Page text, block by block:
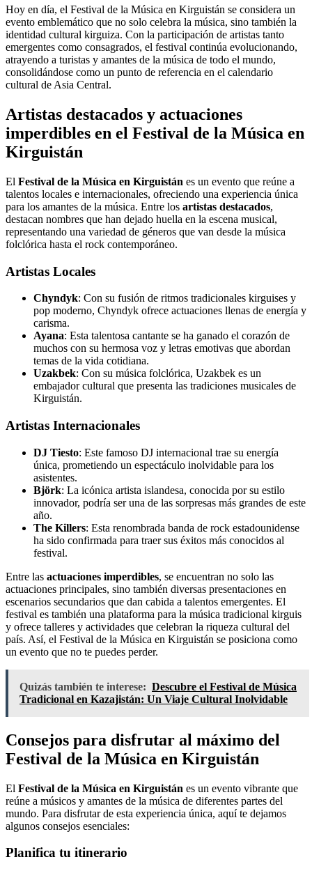
Hoy en día, el Festival de la Música en Kirguistán se considera un
evento emblemático que no solo celebra la música, sino también la
identidad cultural kirguiza. Con la participación de artistas tanto
emergentes como consagrados, el festival continúa evolucionando,
atrayendo a turistas y amantes de la música de todo el mundo,
consolidándose como un punto de referencia en el calendario
cultural de Asia Central.
Artistas destacados y actuaciones
imperdibles en el Festival de la Música en
Kirguistán
El Festival de la Música en Kirguistán es un evento que reúne a
talentos locales e internacionales, ofreciendo una experiencia única
para los amantes de la música. Entre los artistas destacados,
destacan nombres que han dejado huella en la escena musical,
representando una variedad de géneros que van desde la música
folclórica hasta el rock contemporáneo.
Artistas Locales
Chyndyk: Con su fusión de ritmos tradicionales kirguises y
pop moderno, Chyndyk ofrece actuaciones llenas de energía y
carisma.
Ayana: Esta talentosa cantante se ha ganado el corazón de
muchos con su hermosa voz y letras emotivas que abordan
temas de la vida cotidiana.
Uzakbek: Con su música folclórica, Uzakbek es un
embajador cultural que presenta las tradiciones musicales de
Kirguistán.
Artistas Internacionales
DJ Tiesto: Este famoso DJ internacional trae su energía
única, prometiendo un espectáculo inolvidable para los
asistentes.
Björk: La icónica artista islandesa, conocida por su estilo
innovador, podría ser una de las sorpresas más grandes de este
año.
The Killers: Esta renombrada banda de rock estadounidense
ha sido confirmada para traer sus éxitos más conocidos al
festival.
Entre las actuaciones imperdibles, se encuentran no solo las
actuaciones principales, sino también diversas presentaciones en
escenarios secundarios que dan cabida a talentos emergentes. El
festival es también una plataforma para la música tradicional kirguis
y ofrece talleres y actividades que celebran la riqueza cultural del
país. Así, el Festival de la Música en Kirguistán se posiciona como
un evento que no te puedes perder.
Quizás también te interese: Descubre el Festival de Música
Tradicional en Kazajistán: Un Viaje Cultural Inolvidable
Consejos para disfrutar al máximo del
Festival de la Música en Kirguistán
El Festival de la Música en Kirguistán es un evento vibrante que
reúne a músicos y amantes de la música de diferentes partes del
mundo. Para disfrutar de esta experiencia única, aquí te dejamos
algunos consejos esenciales:
Planifica tu itinerario